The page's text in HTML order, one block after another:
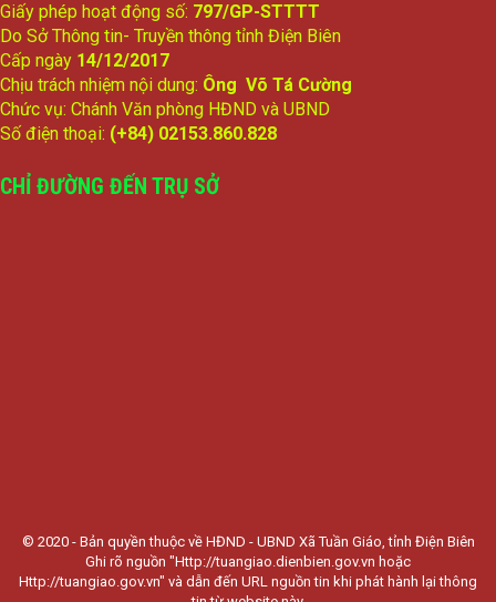
Giấy phép hoạt động số: 797/GP-STTTT
Do Sở Thông tin- Truyền thông tỉnh Điện Biên
Cấp ngày 14/12/2017
Chịu trách nhiệm nội dung: Ông Võ Tá Cường
Chức vụ: Chánh Văn phòng HĐND và UBND
Số điện thoại: (+84) 02153.860.828
CHỈ ĐƯỜNG ĐẾN TRỤ SỞ
© 2020 - Bản quyền thuộc về HĐND - UBND Xã Tuần Giáo, tỉnh Điện Biên
Ghi rõ nguồn "Http://tuangiao.dienbien.gov.vn hoặc
Http://tuangiao.gov.vn" và dẫn đến URL nguồn tin khi phát hành lại thông